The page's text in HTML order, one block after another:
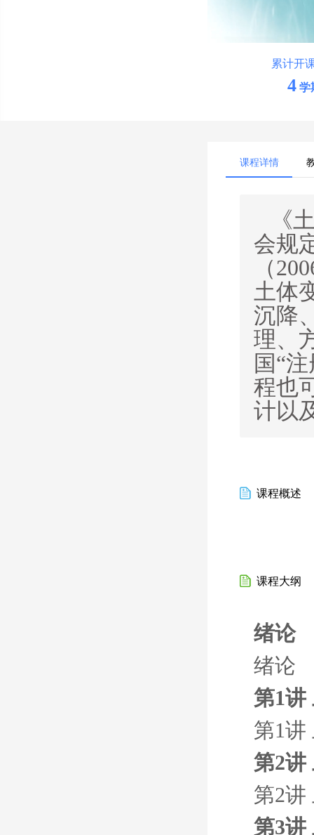
累计开
4 学
课程详情
《
会规
（
土体
沉降
理、
国“
程也
计以
课程概述
课程大纲
绪论
绪论
第1讲
第1讲
第2讲
第2讲
第3讲